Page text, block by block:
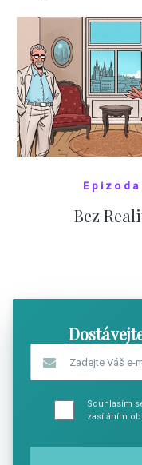
Epizoda
Bez
Souhlasím
zasíláním